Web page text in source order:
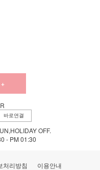
바로연결
OFF.
- PM 01:30
처리방침 이용안내